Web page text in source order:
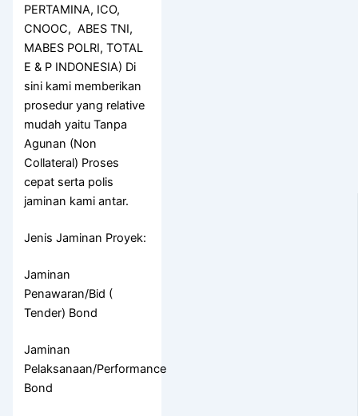
PERTAMINA, ICO,
CNOOC, ABES TNI,
MABES POLRI, TOTAL
E & P INDONESIA) Di
sini kami memberikan
prosedur yang relative
mudah yaitu Tanpa
Agunan (Non
Collateral) Proses
cepat serta polis
jaminan kami antar.
Jenis Jaminan Proyek:
Jaminan
Penawaran/Bid (
Tender) Bond
Jaminan
Pelaksanaan/Performance
Bond